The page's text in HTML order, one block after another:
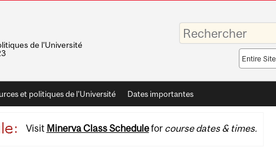
de l'Université
Saisissez
vos
mots-
Search
scope
et politiques de l'Université Dates importantes
Visit Minerva Class Schedulefor course dates & times.